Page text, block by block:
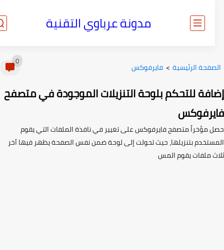
مدونة عرباوي التقنية
الرئيسية> فايرفوكس
للتحكم بلوحة التنزيلات الموجودة في متصفح
مؤخراً متصفح فايرفوكس على تغيير في نافذة الملفات التي يقوم
بتنزيلها، حيث تحولت إلى لوحة ضمن نفس الصفحة يظهر فيها آخر
ملفات يقوم المس